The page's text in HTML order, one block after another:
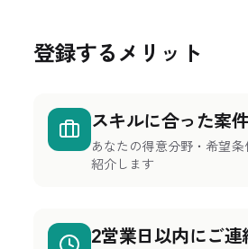
登録するメリット
スキルに合った案
あなたの得意分野・希望
紹介します
2営業日以内にご連